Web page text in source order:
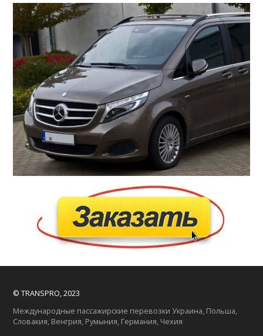
© TRANSPRO, 2023
Международные пассажирские перевозки Украина, Польша,
Словакия, Венгрия, Румыния, Германия, Чехия